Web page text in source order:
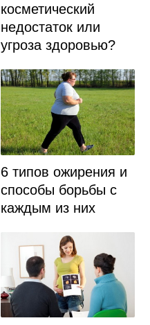
косметический
недостаток или
угроза здоровью?
6 типов ожирения и
способы борьбы с
каждым из них